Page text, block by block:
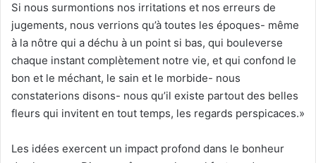
Si nous surmontions nos irritations et nos erreurs de
jugements, nous verrions qu’à toutes les époques- même
à la nôtre qui a déchu à un point si bas, qui bouleverse
chaque instant complètement notre vie, et qui confond le
bon et le méchant, le sain et le morbide- nous
constaterions disons- nous qu’il existe partout des belles
fleurs qui invitent en tout temps, les regards perspicaces.»
Les idées exercent un impact profond dans le bonheur